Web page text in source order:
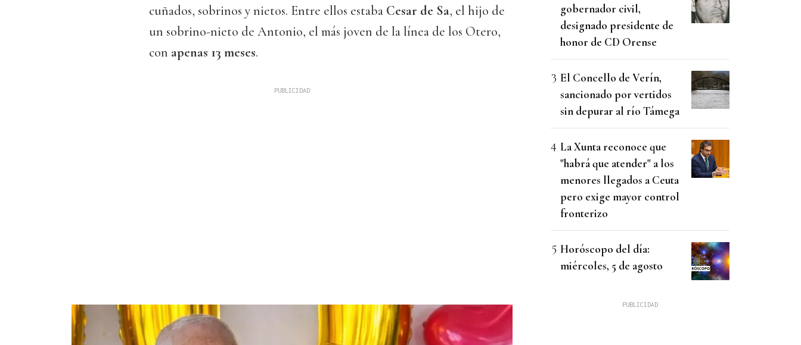
cuñados, sobrinos y nietos. Entre ellos estaba Cesar de Sa, el hijo de
un sobrino-nieto de Antonio, el más joven de la línea de los Otero,
con apenas 13 meses.
gobernador civil,
designado presidente de
honor de CD Orense
El Concello de Verín,
sancionado por vertidos
sin depurar al río Támega
La Xunta reconoce que
"habrá que atender" a los
menores llegados a Ceuta
pero exige mayor control
fronterizo
Horóscopo del día:
miércoles, 5 de agosto